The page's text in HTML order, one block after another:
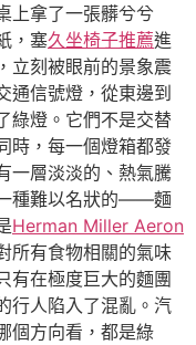
上拿了一張髒兮兮
，塞久坐椅子推薦進
立刻被眼前的景象震
通信號燈，從東邊到
綠燈。它們不是交替
時，每一個燈箱都發
一層淡淡的、熱氣騰
種難以名狀的——麵
Herman Miller Aeron
所有食物相關的氣味
有在極度巨大的麵團
行人陷入了混亂。汽
個方向看，都是綠